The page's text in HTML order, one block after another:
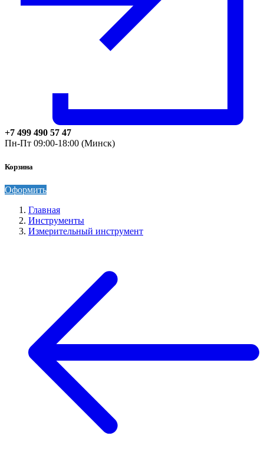
+7 499 490 57 47
Пн-Пт 09:00-18:00 (Минск)
Корзина
Оформить
Главная
Инструменты
Измерительный инструмент